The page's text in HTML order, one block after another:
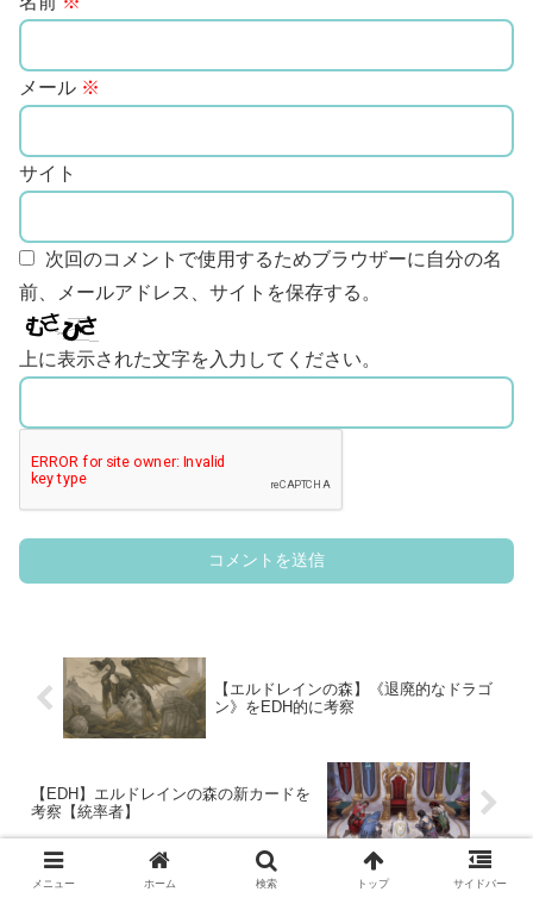
メール ※
サイト
次回のコメントで使用するためブラウザーに自分の名
前、メールアドレス、サイトを保存する。
上に表示された文字を入力してください。
【エルドレインの森】《退廃的なドラゴ
ン》をEDH的に考察
【EDH】エルドレインの森の新カードを
考察【統率者】
メニュー ホーム 検索 トップ サイドバー